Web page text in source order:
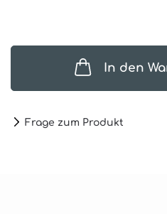
In den
Frage zum Produkt